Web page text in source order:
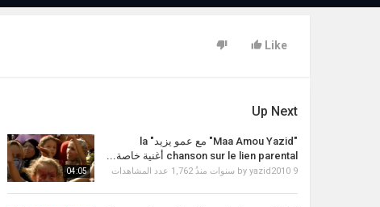
Like
Up Next
04:05
"Maa Amou Yazid" مع عمو يزيد" la
chanson sur le lien parental أغنية خاصة...
by yazid2010 9 سنوات منذُ 1,762 عدد المشاهدات